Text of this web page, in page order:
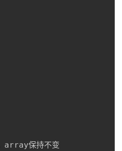
array保持不变